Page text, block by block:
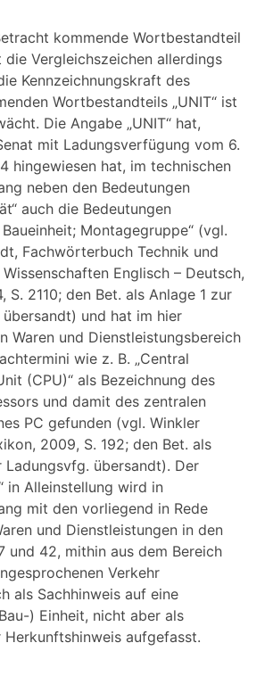
kommende Wortbestandteil
die Vergleichszeichen allerdings
Kennzeichnungskraft des
Wortbestandteils „UNIT“ ist
Die Angabe „UNIT“ hat,
mit Ladungsverfügung vom 6.
hingewiesen hat, im technischen
neben den Bedeutungen
auch die Bedeutungen
Baueinheit; Montagegruppe“ (vgl.
Fachwörterbuch Technik und
Englisch – Deutsch,
S. 2110; den Bet. als Anlage 1 zur
und hat im hier
Waren und Dienstleistungsbereich
wie z. B. „Central
(CPU)“ als Bezeichnung des
und damit des zentralen
PC gefunden (vgl. Winkler
2009, S. 192; den Bet. als
Ladungsvfg. übersandt). Der
in Alleinstellung wird in
mit den vorliegend in Rede
und Dienstleistungen in den
und 42, mithin aus dem Bereich
Verkehr
als Sachhinweis auf eine
) Einheit, nicht aber als
aufgefasst.